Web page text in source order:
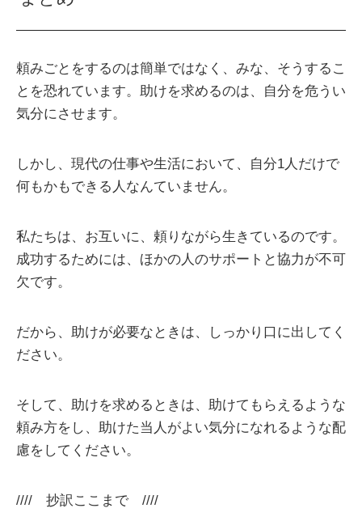
頼みごとをするのは簡単ではなく、みな、そうするこ
とを恐れています。助けを求めるのは、自分を危うい
気分にさせます。
しかし、現代の仕事や生活において、自分1人だけで
何もかもできる人なんていません。
私たちは、お互いに、頼りながら生きているのです。
成功するためには、ほかの人のサポートと協力が不可
欠です。
だから、助けが必要なときは、しっかり口に出してく
ださい。
そして、助けを求めるときは、助けてもらえるような
頼み方をし、助けた当人がよい気分になれるような配
慮をしてください。
//// 抄訳ここまで ////